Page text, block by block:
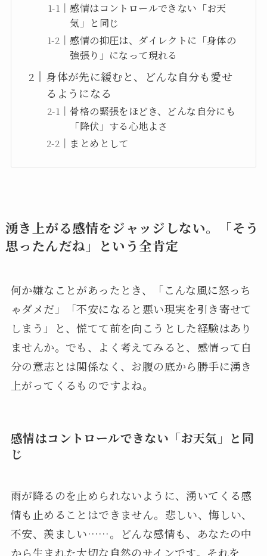
感情はコントロールできない「お天
気」と同じ
感情の抑圧は、ダイレクトに「身体の
強張り」になって現れる
身体が先に緩むと、どんな自分も愛せ
るようになる
骨格の緊張をほどき、どんな自分にも
「降伏」する心地よさ
まとめとして
湧き上がる感情をジャッジしない。「そう
思ったんだね」という全肯定
何か嫌なことがあったとき、「こんな風に怒っち
ゃダメだ」「不安になると悪い現実を引き寄せて
しまう」と、慌てて前を向こうとした経験はあり
ませんか。でも、よく考えてみると、感情って自
分の意志とは関係なく、お腹の底から勝手に湧き
上がってくるものですよね。
感情はコントロールできない「お天気」と同
じ
雨が降るのを止められないように、湧いてくる感
情も止めることはできません。悲しい、悔しい、
不安、羨ましい……。どんな感情も、あなたの中
から生まれた大切な自然のサインです。それを